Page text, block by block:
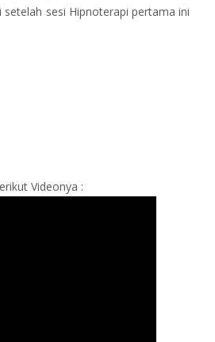
sesi Hipnoterapi pertama ini
Videonya :